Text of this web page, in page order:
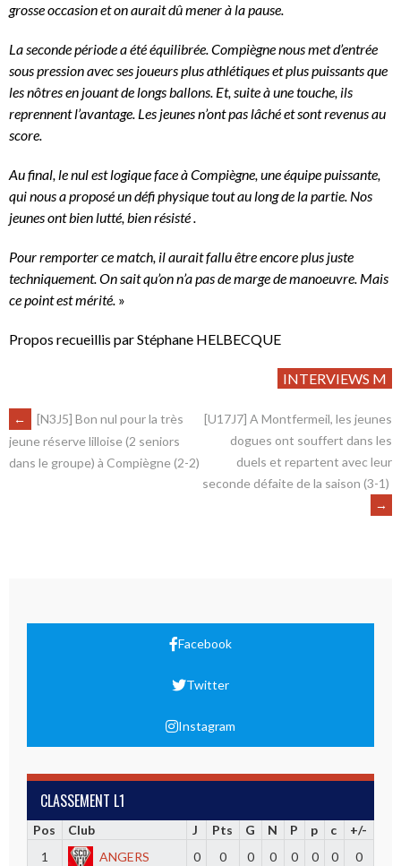
grosse occasion et on aurait dû mener à la pause.
La seconde période a été équilibrée. Compiègne nous met d’entrée
sous pression avec ses joueurs plus athlétiques et plus puissants que
les nôtres en jouant de longs ballons. Et, suite à une touche, ils
reprennent l’avantage. Les jeunes n’ont pas lâché et sont revenus au
score.
Au final, le nul est logique face à Compiègne, une équipe puissante,
qui nous a proposé un défi physique tout au long de la partie. Nos
jeunes ont bien lutté, bien résisté .
Pour remporter ce match, il aurait fallu être encore plus juste
techniquement. On sait qu’on n’a pas de marge de manoeuvre. Mais
ce point est mérité. »
Propos recueillis par Stéphane HELBECQUE
INTERVIEWS M
←
[N3J5] Bon nul pour la très
jeune réserve lilloise (2 seniors
dans le groupe) à Compiègne (2-2)
[U17J7] A Montfermeil, les jeunes
dogues ont souffert dans les
duels et repartent avec leur
seconde défaite de la saison (3-1)
→
Facebook
Twitter
Instagram
CLASSEMENT L1
Pos Club J Pts G N P p c
+/-
1
ANGERS 0 0 0 0 0 0 0 0